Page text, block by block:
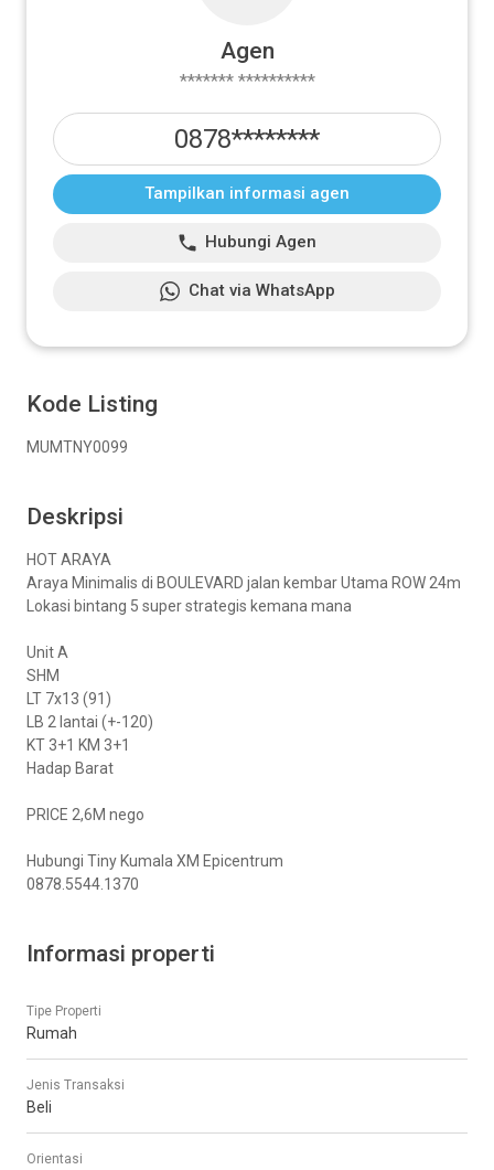
Kode Listing
MUMTNY0099
Deskripsi
HOT ARAYA
Araya Minimalis di BOULEVARD jalan kembar Utama ROW 24m️
Lokasi bintang 5 super strategis kemana mana
Unit A
SHM
LT 7x13 (91)
LB 2 lantai (+-120)
KT 3+1 KM 3+1
Hadap Barat
PRICE 2,6M nego
Hubungi Tiny Kumala XM Epicentrum
0878.5544.1370
Informasi properti
Tipe Properti
Rumah
Jenis Transaksi
Beli
Orientasi
Agen
******* **********
0878********
Tampilkan informasi agen
Hubungi Agen
Chat via WhatsApp